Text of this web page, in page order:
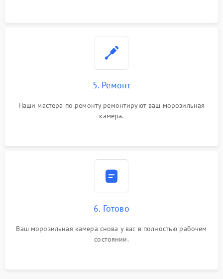
5. Ремонт
Наши мастера по ремонту ремонтируют ваш морозильная
камера.
6. Готово
Ваш морозильная камера снова у вас в полностью рабочем
состоянии.